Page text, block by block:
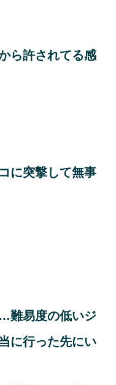
ら許されてる感
に突撃して無事
難易度の低いジ
に行った先にい